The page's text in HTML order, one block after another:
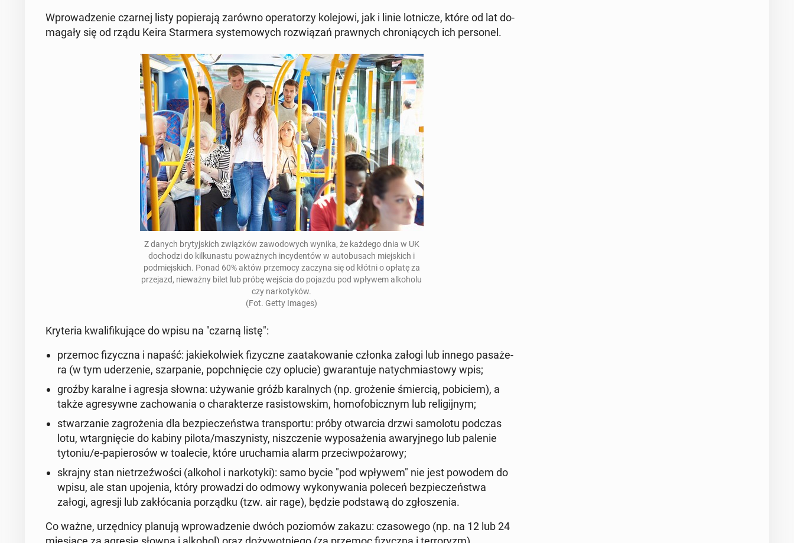
Wpro­wa­dze­nie czarnej listy po­pie­ra­ją zarówno ope­ra­to­rzy ko­le­jo­wi, jak i linie lot­ni­cze, które od lat do­
ma­ga­ły się od rządu Keira Star­me­ra sys­te­mo­wych roz­wią­zań praw­nych chro­nią­cych ich per­so­nel.
Z danych bry­tyj­skich związ­ków za­wo­do­wych wynika, że każdego dnia w UK
do­cho­dzi do kil­ku­na­stu po­waż­nych in­cy­den­tów w au­to­bu­sach miej­skich i
pod­miej­skich. Ponad 60% aktów prze­mo­cy zaczyna się od kłótni o opłatę za
prze­jazd, nie­waż­ny bilet lub próbę wejścia do pojazdu pod wpływem al­ko­ho­lu
czy nar­ko­ty­ków.
(Fot. Getty Images)
Kry­te­ria kwa­li­fi­ku­ją­ce do wpisu na "czarną listę":
przemoc fi­zycz­na i napaść: ja­kie­kol­wiek fi­zycz­ne za­ata­ko­wa­nie członka załogi lub innego pa­sa­że­
ra (w tym ude­rze­nie, szar­pa­nie, po­pchnię­cie czy oplucie) gwa­ran­tu­je na­tych­mia­sto­wy wpis;
groźby karalne i agresja słowna: uży­wa­nie gróźb ka­ral­nych (np. gro­że­nie śmier­cią, po­bi­ciem), a
także agre­syw­ne za­cho­wa­nia o cha­rak­te­rze ra­si­stow­skim, ho­mo­fo­bicz­nym lub re­li­gij­nym;
stwa­rza­nie za­gro­że­nia dla bez­pie­czeń­stwa trans­por­tu: próby otwar­cia drzwi sa­mo­lo­tu podczas
lotu, wtar­gnię­cie do kabiny pilota/ma­szy­ni­sty, nisz­cze­nie wy­po­sa­że­nia awa­ryj­ne­go lub palenie
tytoniu/e-pa­pie­ro­sów w to­a­le­cie, które uru­cha­mia alarm prze­ciw­po­ża­ro­wy;
skrajny stan nie­trzeź­wo­ści (alkohol i nar­ko­ty­ki): samo bycie "pod wpływem" nie jest powodem do
wpisu, ale stan upo­je­nia, który pro­wa­dzi do odmowy wy­ko­ny­wa­nia poleceń bez­pie­czeń­stwa
załogi, agresji lub za­kłó­ca­nia po­rząd­ku (tzw. air rage), będzie pod­sta­wą do zgło­sze­nia.
Co ważne, urzęd­ni­cy planują wpro­wa­dze­nie dwóch po­zio­mów zakazu: cza­so­we­go (np. na 12 lub 24